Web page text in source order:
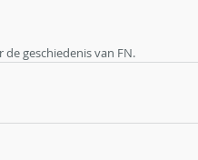
de geschiedenis van FN.